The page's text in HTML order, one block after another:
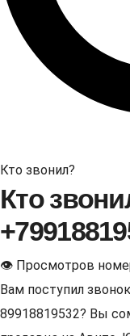
Кто звонил?
Кто
👁 Просмотров
Вам поступил
89918819532? Вы